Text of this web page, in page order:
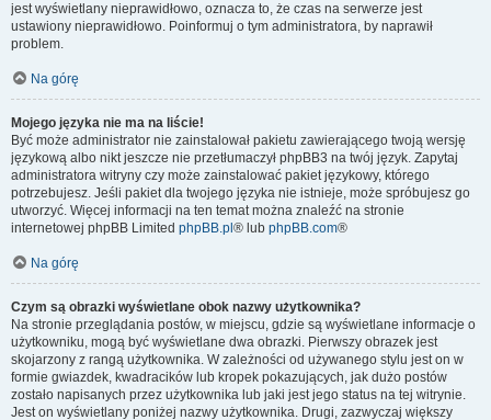
jest wyświetlany nieprawidłowo, oznacza to, że czas na serwerze jest
ustawiony nieprawidłowo. Poinformuj o tym administratora, by naprawił
problem.
Na górę
Mojego języka nie ma na liście!
Być może administrator nie zainstalował pakietu zawierającego twoją wersję
językową albo nikt jeszcze nie przetłumaczył phpBB3 na twój język. Zapytaj
administratora witryny czy może zainstalować pakiet językowy, którego
potrzebujesz. Jeśli pakiet dla twojego języka nie istnieje, może spróbujesz go
utworzyć. Więcej informacji na ten temat można znaleźć na stronie
internetowej phpBB Limited phpBB.pl ® lub phpBB.com®
Na górę
Czym są obrazki wyświetlane obok nazwy użytkownika?
Na stronie przeglądania postów, w miejscu, gdzie są wyświetlane informacje o
użytkowniku, mogą być wyświetlane dwa obrazki. Pierwszy obrazek jest
skojarzony z rangą użytkownika. W zależności od używanego stylu jest on w
formie gwiazdek, kwadracików lub kropek pokazujących, jak dużo postów
zostało napisanych przez użytkownika lub jaki jest jego status na tej witrynie.
Jest on wyświetlany poniżej nazwy użytkownika. Drugi, zazwyczaj większy